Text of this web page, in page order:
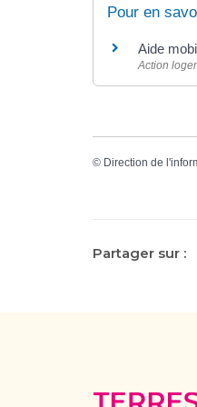
Pour en
Aide
Action
© Direction de
Partager sur :